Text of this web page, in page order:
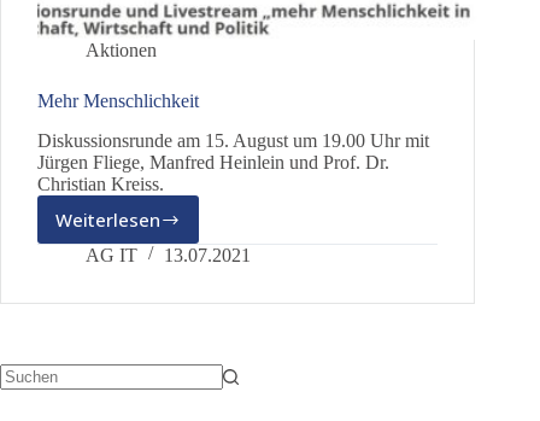
Aktionen
Mehr Menschlichkeit
Diskussionsrunde am 15. August um 19.00 Uhr mit
Jürgen Fliege, Manfred Heinlein und Prof. Dr.
Christian Kreiss.
Weiterlesen
Mehr
Menschlichkeit
AG IT 13.07.2021